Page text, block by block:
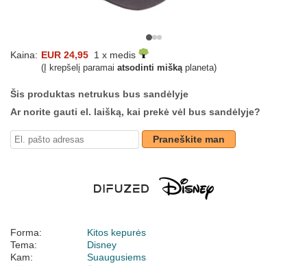
Kaina: EUR 24,95 1 x medis
(Į krepšelį paramai atsodinti miškąplaneta)
Šis produktas netrukus bus sandėlyje
Ar norite gauti el. laišką, kai prekė vėl bus sandėlyje?
Praneškite man
Forma:
Kitos kepurės
Tema:
Disney
Kam:
Suaugusiems